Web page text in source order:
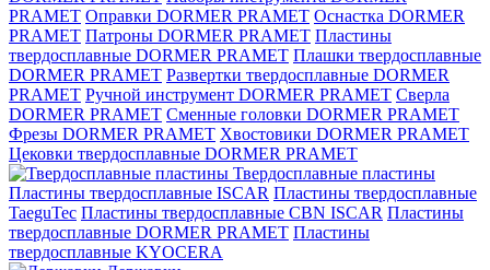
PRAMET Оправки DORMER PRAMET Оснастка DORMER
PRAMET Патроны DORMER PRAMET Пластины
твердосплавные DORMER PRAMET Плашки твердосплавные
DORMER PRAMET Развертки твердосплавные DORMER
PRAMET Ручной инструмент DORMER PRAMET Сверла
DORMER PRAMET Сменные головки DORMER PRAMET
Фрезы DORMER PRAMET Хвостовики DORMER PRAMET
Цековки твердосплавные DORMER PRAMET
Твердосплавные пластины
Пластины твердосплавные ISCAR Пластины твердосплавные
TaeguTec Пластины твердосплавные CBN ISCAR Пластины
твердосплавные DORMER PRAMET Пластины
твердосплавные KYOCERA